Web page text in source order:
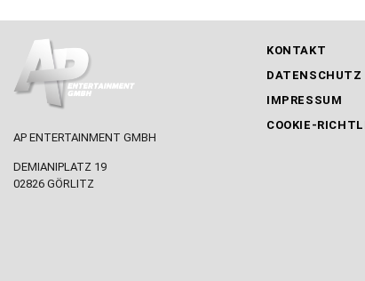
AP ENTERTAINMENT GMBH
DEMIANIPLATZ 19
02826 GÖRLITZ
KONTAKT
DATENSCHUTZ
IMPRESSUM
COOKIE-